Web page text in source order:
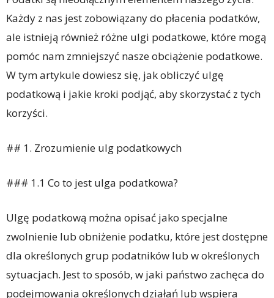
Każdy z nas jest zobowiązany do płacenia podatków,
ale istnieją również różne ulgi podatkowe, które mogą
pomóc nam zmniejszyć nasze obciążenie podatkowe.
W tym artykule dowiesz się, jak obliczyć ulgę
podatkową i jakie kroki podjąć, aby skorzystać z tych
korzyści.
## 1. Zrozumienie ulg podatkowych
### 1.1 Co to jest ulga podatkowa?
Ulgę podatkową można opisać jako specjalne
zwolnienie lub obniżenie podatku, które jest dostępne
dla określonych grup podatników lub w określonych
sytuacjach. Jest to sposób, w jaki państwo zachęca do
podejmowania określonych działań lub wspiera